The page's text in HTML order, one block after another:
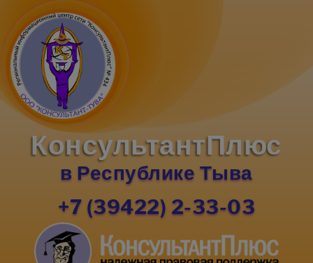
КонсультантПлюс
в Республике Тыва
+7 (39422) 2-33-03